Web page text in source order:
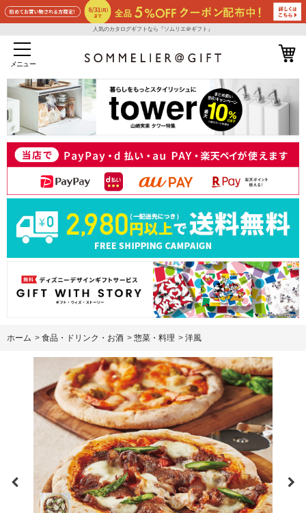
人気のカタログギフトなら『ソムリエ＠ギフト』
メニュー
ホーム > 食品・ドリンク・お酒 > 惣菜・料理 > 洋風